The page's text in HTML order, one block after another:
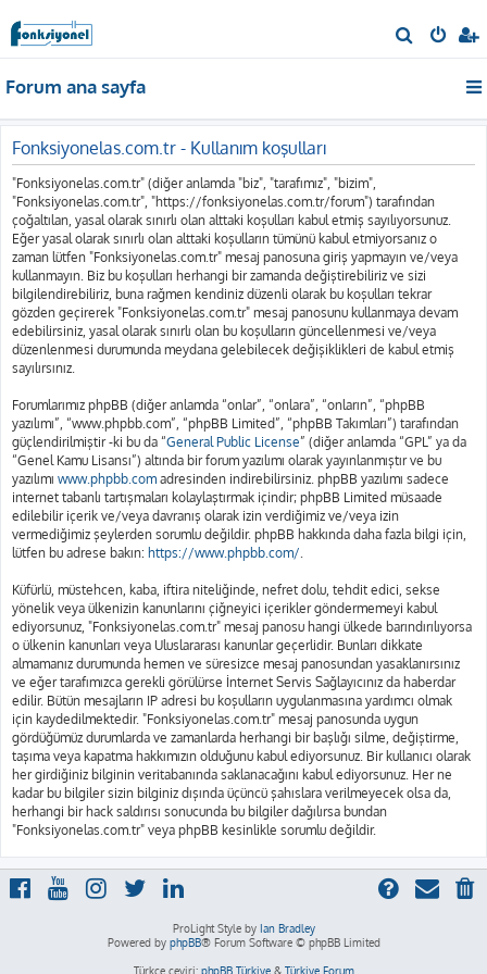
r
Forum ana sayfa
Fonksiyonelas.com.tr - Kullanım koşulları
"Fonksiyonelas.com.tr" (diğer anlamda "biz", "tarafımız", "bizim",
"Fonksiyonelas.com.tr", "https://fonksiyonelas.com.tr/forum") tarafından
çoğaltılan, yasal olarak sınırlı olan alttaki koşulları kabul etmiş sayılıyorsunuz.
Eğer yasal olarak sınırlı olan alttaki koşulların tümünü kabul etmiyorsanız o
zaman lütfen "Fonksiyonelas.com.tr" mesaj panosuna giriş yapmayın ve/veya
kullanmayın. Biz bu koşulları herhangi bir zamanda değiştirebiliriz ve sizi
bilgilendirebiliriz, buna rağmen kendiniz düzenli olarak bu koşulları tekrar
gözden geçirerek "Fonksiyonelas.com.tr" mesaj panosunu kullanmaya devam
edebilirsiniz, yasal olarak sınırlı olan bu koşulların güncellenmesi ve/veya
düzenlenmesi durumunda meydana gelebilecek değişiklikleri de kabul etmiş
sayılırsınız.
Forumlarımız phpBB (diğer anlamda “onlar”, “onlara”, “onların”, “phpBB
yazılımı”, “www.phpbb.com”, “phpBB Limited”, “phpBB Takımları”) tarafından
güçlendirilmiştir -ki bu da “General Public License” (diğer anlamda “GPL” ya da
“Genel Kamu Lisansı”) altında bir forum yazılımı olarak yayınlanmıştır ve bu
yazılımı www.phpbb.com adresinden indirebilirsiniz. phpBB yazılımı sadece
internet tabanlı tartışmaları kolaylaştırmak içindir; phpBB Limited müsaade
edilebilir içerik ve/veya davranış olarak izin verdiğimiz ve/veya izin
vermediğimiz şeylerden sorumlu değildir. phpBB hakkında daha fazla bilgi için,
lütfen bu adrese bakın: https://www.phpbb.com/.
Küfürlü, müstehcen, kaba, iftira niteliğinde, nefret dolu, tehdit edici, sekse
yönelik veya ülkenizin kanunlarını çiğneyici içerikler göndermemeyi kabul
ediyorsunuz, "Fonksiyonelas.com.tr" mesaj panosu hangi ülkede barındırılıyorsa
o ülkenin kanunları veya Uluslararası kanunlar geçerlidir. Bunları dikkate
almamanız durumunda hemen ve süresizce mesaj panosundan yasaklanırsınız
ve eğer tarafımızca gerekli görülürse İnternet Servis Sağlayıcınız da haberdar
edilir. Bütün mesajların IP adresi bu koşulların uygulanmasına yardımcı olmak
için kaydedilmektedir. "Fonksiyonelas.com.tr" mesaj panosunda uygun
gördüğümüz durumlarda ve zamanlarda herhangi bir başlığı silme, değiştirme,
taşıma veya kapatma hakkımızın olduğunu kabul ediyorsunuz. Bir kullanıcı olarak
her girdiğiniz bilginin veritabanında saklanacağını kabul ediyorsunuz. Her ne
kadar bu bilgiler sizin bilginiz dışında üçüncü şahıslara verilmeyecek olsa da,
herhangi bir hack saldırısı sonucunda bu bilgiler dağılırsa bundan
"Fonksiyonelas.com.tr" veya phpBB kesinlikle sorumlu değildir.
ProLight Style by Ian Bradley
Powered by phpBB® Forum Software © phpBB Limited
Türkçe çeviri: phpBB Türkiye& Türkiye Forum